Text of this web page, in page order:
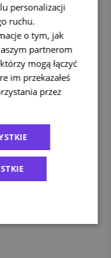
personalizacji
ruchu.
o tym, jak
partnerom
mogą łączyć
im przekazałeś
przez